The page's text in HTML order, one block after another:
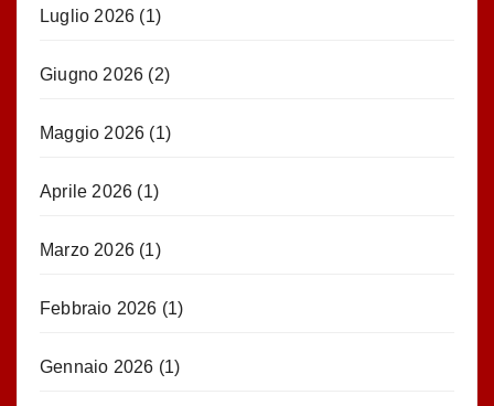
Luglio 2026 (1)
Giugno 2026 (2)
Maggio 2026 (1)
Aprile 2026 (1)
Marzo 2026 (1)
Febbraio 2026 (1)
Gennaio 2026 (1)